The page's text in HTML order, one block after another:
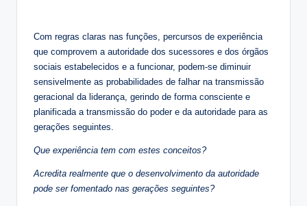
Com regras claras nas funções, percursos de experiência
que comprovem a autoridade dos sucessores e dos órgãos
sociais estabelecidos e a funcionar, podem-se diminuir
sensivelmente as probabilidades de falhar na transmissão
geracional da liderança, gerindo de forma consciente e
planificada a transmissão do poder e da autoridade para as
gerações seguintes.
Que experiência tem com estes conceitos?
Acredita realmente que o desenvolvimento da autoridade
pode ser fomentado nas gerações seguintes?